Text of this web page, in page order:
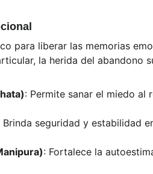
para liberar las memorias
la herida del abandono
: Permite sanar el miedo
Brinda seguridad y estabilidad
: Fortalece la